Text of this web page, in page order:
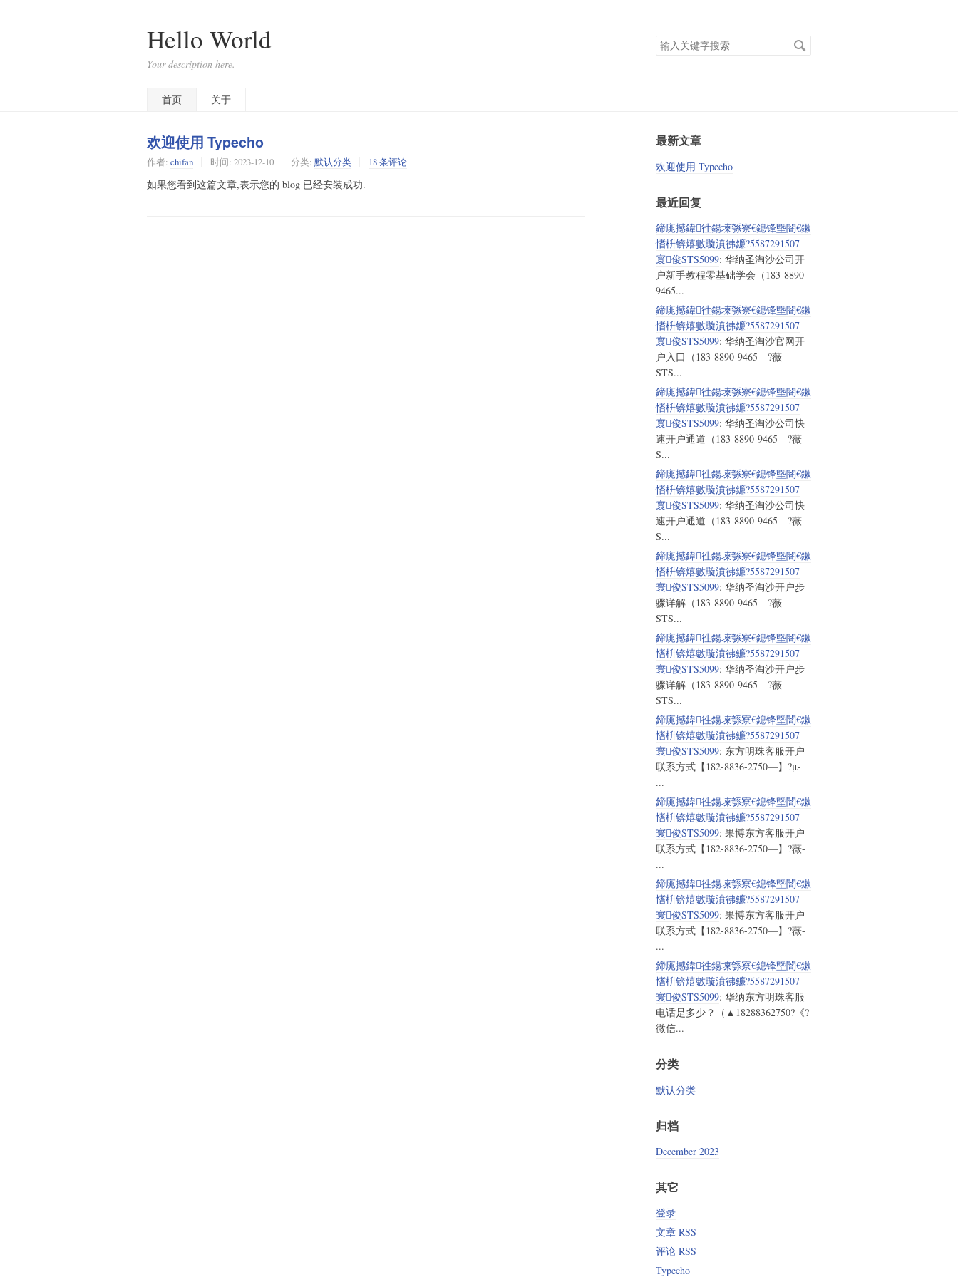
Hello World
Your description here.
搜
索
首页
关于
欢迎使用 Typecho
作者: chifan 时间: 2023-12-10 分类: 默认分类 18 条评论
如果您看到这篇文章,表示您的 blog 已经安装成功.
最新文章
欢迎使用 Typecho
最近回复
鍗庣撼鍏徃鍚堜綔寮€鎴锋墍闇€鏉
愭枡锛熺數璇濆彿鐮?5587291507
寰俊STS5099: 华纳圣淘沙公司开
户新手教程零基础学会（183-8890-
9465...
鍗庣撼鍏徃鍚堜綔寮€鎴锋墍闇€鏉
愭枡锛熺數璇濆彿鐮?5587291507
寰俊STS5099: 华纳圣淘沙官网开
户入口（183-8890-9465—?薇-
STS...
鍗庣撼鍏徃鍚堜綔寮€鎴锋墍闇€鏉
愭枡锛熺數璇濆彿鐮?5587291507
寰俊STS5099: 华纳圣淘沙公司快
速开户通道（183-8890-9465—?薇-
S...
鍗庣撼鍏徃鍚堜綔寮€鎴锋墍闇€鏉
愭枡锛熺數璇濆彿鐮?5587291507
寰俊STS5099: 华纳圣淘沙公司快
速开户通道（183-8890-9465—?薇-
S...
鍗庣撼鍏徃鍚堜綔寮€鎴锋墍闇€鏉
愭枡锛熺數璇濆彿鐮?5587291507
寰俊STS5099: 华纳圣淘沙开户步
骤详解（183-8890-9465—?薇-
STS...
鍗庣撼鍏徃鍚堜綔寮€鎴锋墍闇€鏉
愭枡锛熺數璇濆彿鐮?5587291507
寰俊STS5099: 华纳圣淘沙开户步
骤详解（183-8890-9465—?薇-
STS...
鍗庣撼鍏徃鍚堜綔寮€鎴锋墍闇€鏉
愭枡锛熺數璇濆彿鐮?5587291507
寰俊STS5099: 东方明珠客服开户
联系方式【182-8836-2750—】?μ-
...
鍗庣撼鍏徃鍚堜綔寮€鎴锋墍闇€鏉
愭枡锛熺數璇濆彿鐮?5587291507
寰俊STS5099: 果博东方客服开户
联系方式【182-8836-2750—】?薇-
...
鍗庣撼鍏徃鍚堜綔寮€鎴锋墍闇€鏉
愭枡锛熺數璇濆彿鐮?5587291507
寰俊STS5099: 果博东方客服开户
联系方式【182-8836-2750—】?薇-
...
鍗庣撼鍏徃鍚堜綔寮€鎴锋墍闇€鏉
愭枡锛熺數璇濆彿鐮?5587291507
寰俊STS5099: 华纳东方明珠客服
电话是多少？（▲18288362750?《?
微信...
分类
默认分类
归档
December 2023
其它
登录
文章 RSS
评论 RSS
Typecho